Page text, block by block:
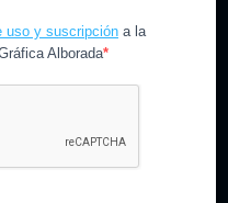
triunfa
/ porCGAlborada